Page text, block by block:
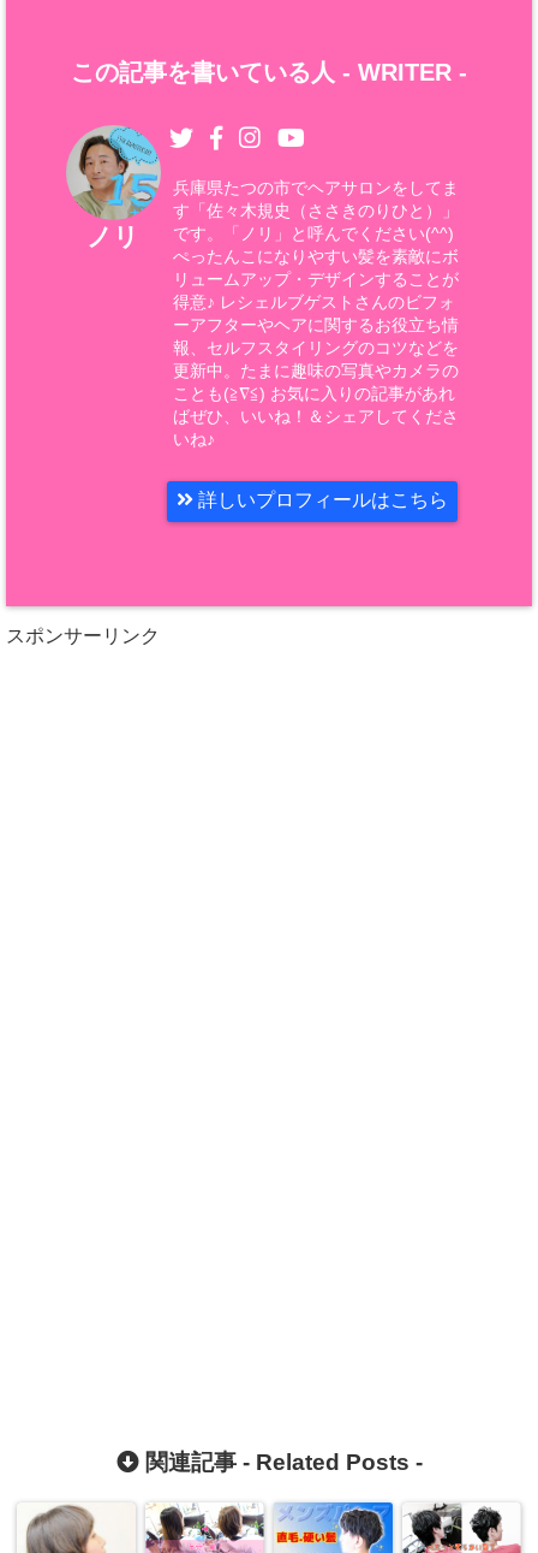
この記事を書いている人 - WRITER -
ノリ
兵庫県たつの市でヘアサロンをしてま
す「佐々木規史（ささきのりひと）」
です。「ノリ」と呼んでください(^^)
ぺったんこになりやすい髪を素敵にボ
リュームアップ・デザインすることが
得意♪ レシェルブゲストさんのビフォ
ーアフターやヘアに関するお役立ち情
報、セルフスタイリングのコツなどを
更新中。たまに趣味の写真やカメラの
ことも(≧∇≦) お気に入りの記事があれ
ばぜひ、いいね！＆シェアしてくださ
いね♪
詳しいプロフィールはこちら
スポンサーリンク
関連記事 - Related Posts -